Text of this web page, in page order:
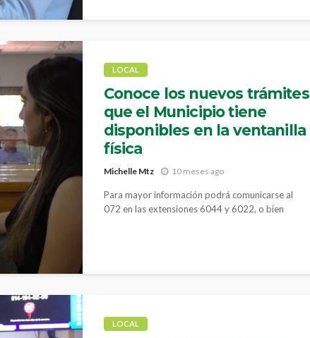
LOCAL
Conoce los nuevos trámites
que el Municipio tiene
disponibles en la ventanilla
física
Michelle Mtz 10 meses ago
Para mayor información podrá comunicarse al
072 en las extensiones 6044 y 6022, o bien
LOCAL